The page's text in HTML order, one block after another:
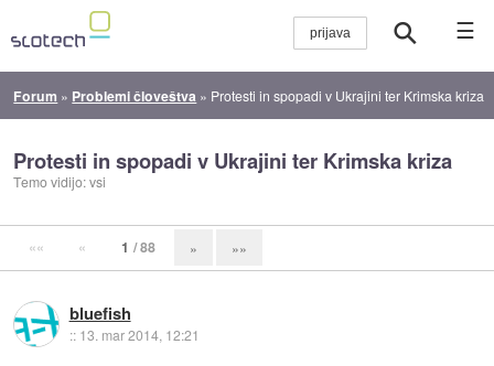
☰
Forum » Problemi človeštva » Protesti in spopadi v Ukrajini ter Krimska kriza
Protesti in spopadi v Ukrajini ter Krimska kriza
Temo vidijo: vsi
«« « 1 / 88 » »»
bluefish
:: 13. mar 2014, 12:21